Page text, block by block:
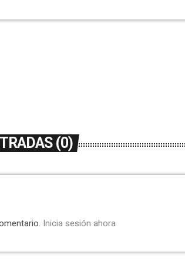
incluso […]
(0)
Inicia sesión ahora